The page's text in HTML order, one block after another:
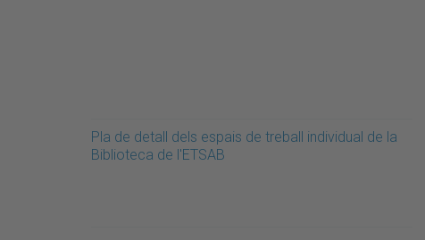
Pla de detall dels espais de treball individual de la
Biblioteca de l'ETSAB